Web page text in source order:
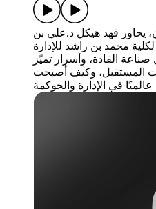
يحاور فهد هيكل د.علي بن
محمد بن راشد للإدارة
القادة، وأسرار تميّز
المستقبل، وكيف أصبحت